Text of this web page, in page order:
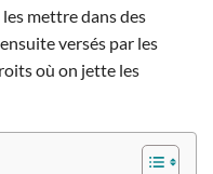
mettre dans des
versés par les
où on jette les